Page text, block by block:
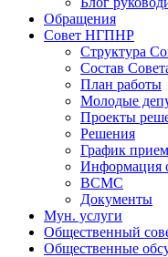
Обращения
Совет НГПНР
Структура
Состав
План работы
Молодые
Проекты
Решения
График
Информация
ВСМС
Документы
Мун. услуги
Общественный
Общественные